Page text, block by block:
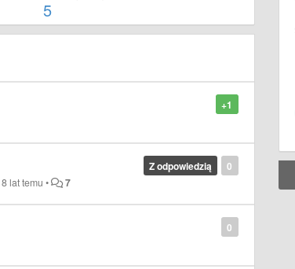
5
+1
0
Z odpowiedzią
8 lat temu • 7
0